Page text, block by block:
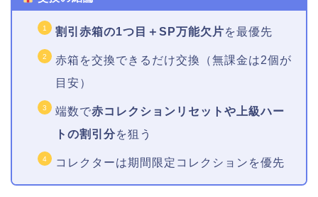
割引赤箱の1つ目＋SP万能欠片を最優先
赤箱を交換できるだけ交換（無課金は2個が
目安）
端数で赤コレクションリセットや上級ハー
トの割引分を狙う
コレクターは期間限定コレクションを優先